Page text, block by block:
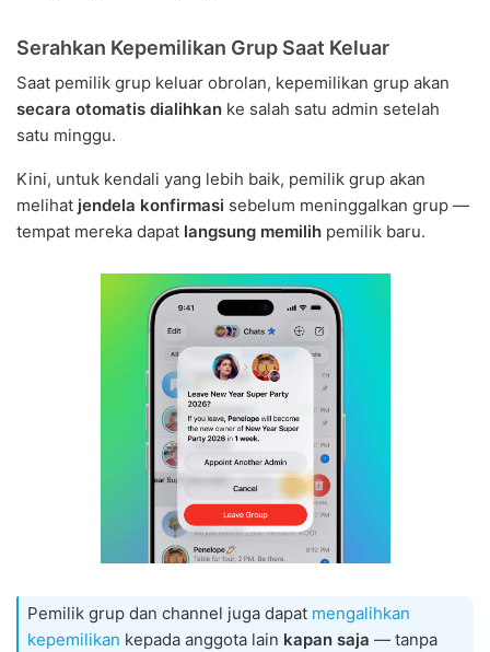
Serahkan Kepemilikan Grup Saat Keluar
Saat pemilik grup keluar obrolan, kepemilikan grup akan
secara otomatis dialihkan ke salah satu admin setelah
satu minggu.
Kini, untuk kendali yang lebih baik, pemilik grup akan
melihat jendela konfirmasi sebelum meninggalkan grup —
tempat mereka dapat langsung memilih pemilik baru.
Pemilik grup dan channel juga dapat mengalihkan
kepemilikan kepada anggota lain kapan saja — tanpa